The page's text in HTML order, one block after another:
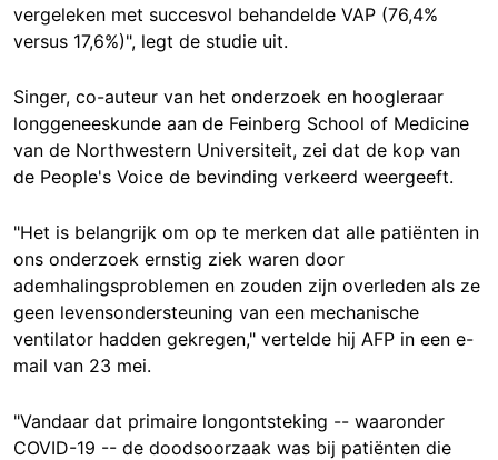
vergeleken met succesvol behandelde VAP (76,4%
versus 17,6%)", legt de studie uit.
Singer, co-auteur van het onderzoek en hoogleraar
longgeneeskunde aan de Feinberg School of Medicine
van de Northwestern Universiteit, zei dat de kop van
de People's Voice de bevinding verkeerd weergeeft.
"Het is belangrijk om op te merken dat alle patiënten in
ons onderzoek ernstig ziek waren door
ademhalingsproblemen en zouden zijn overleden als ze
geen levensondersteuning van een mechanische
ventilator hadden gekregen," vertelde hij AFP in een e-
mail van 23 mei.
"Vandaar dat primaire longontsteking -- waaronder
COVID-19 -- de doodsoorzaak was bij patiënten die